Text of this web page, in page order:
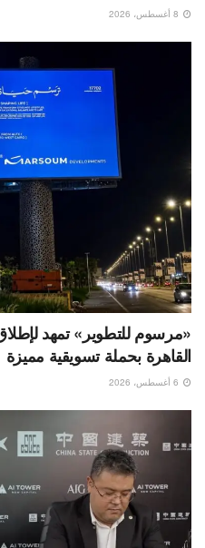
«مرسوم للتطوير» تمهد
القاهرة بحملة تسويقية مميزة